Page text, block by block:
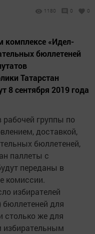
1180 0 0
комплексе «Идел-
бюллетеней
Татарстан
8 сентября 2019 года
рабочей группы по
доставкой,
бюллетеней,
паллеты с
переданы в
комиссии.
избирателей
бюллетеней для
столько же для
избирательным